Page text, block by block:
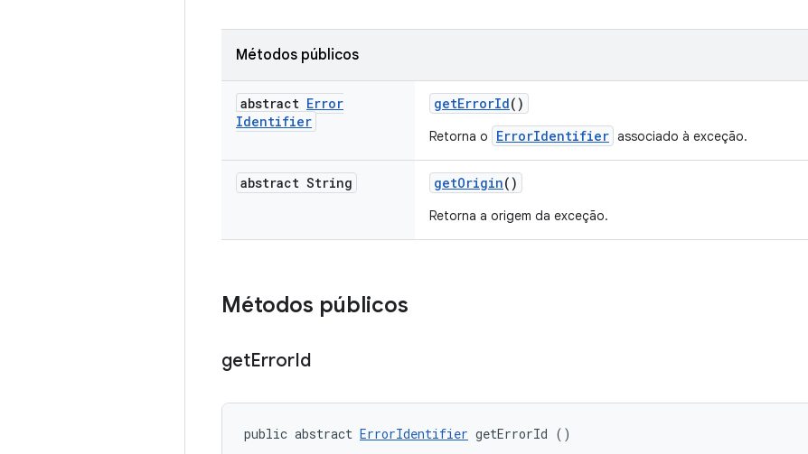
Métodos públicos
abstract Error
Identifier
getErrorId()
Retorna o ErrorIdentifier associado à exceção.
abstract String getOrigin()
Retorna a origem da exceção.
Métodos públicos
getErrorId
public abstract ErrorIdentifier getErrorId ()